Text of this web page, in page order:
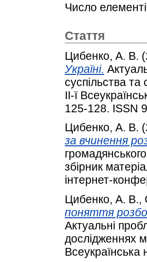
Число
Стаття
Цибенко, А. В.
Україні.
суспільства
ІІ-ї
125-128. ISSN
Цибенко, А. В.
за вчинення
збірник
інтернет-
Цибенко, А. В.,
поняття
Актуальні
дослідженнях